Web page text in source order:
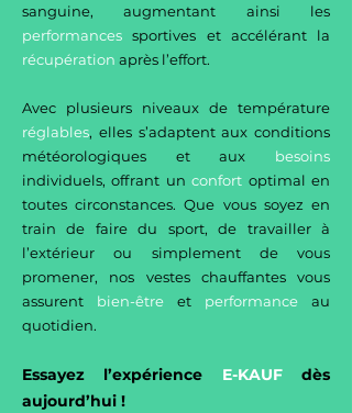
sanguine, augmentant ainsi les
performancessportives et accélérant la
récupération après l’effort.
Avec plusieurs niveaux de température
réglables, elles s’adaptent aux conditions
météorologiques et aux besoins
individuels, offrant unconfort optimal en
toutes circonstances. Que vous soyez en
train de faire du sport, de travailler à
l’extérieur ou simplement de vous
promener, nos vestes chauffantes vous
assurent bien-être et performance au
quotidien.​
Essayez l’expérience E-KAUFdès
aujourd’hui !